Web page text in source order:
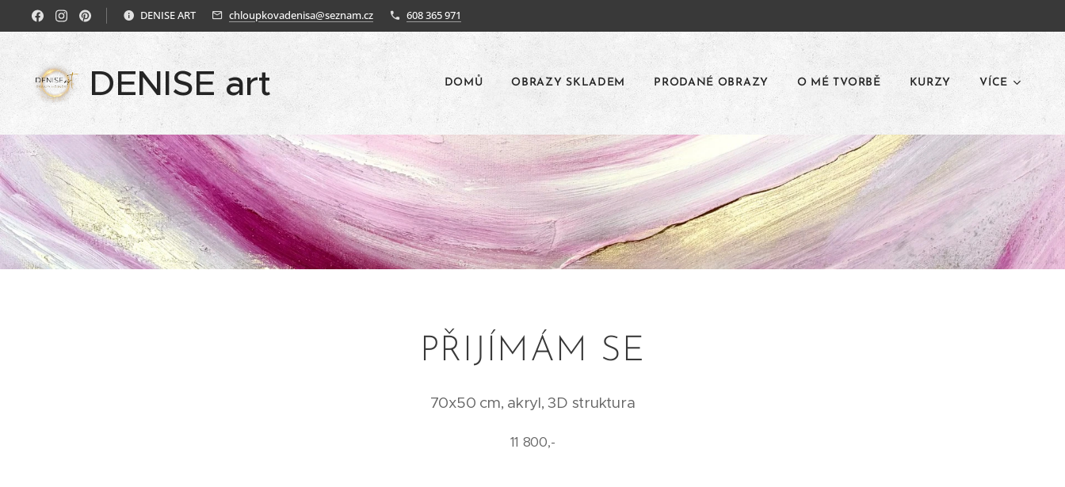
DENISE ART chloupkovadenisa@seznam.cz 608 365 971
DENISE art DOMŮ OBRAZY SKLADEM PRODANÉ OBRAZY O MÉ TVORBĚ KURZY VÍCE
PŘIJÍMÁM SE
70x50 cm, akryl, 3D struktura
11 800,-